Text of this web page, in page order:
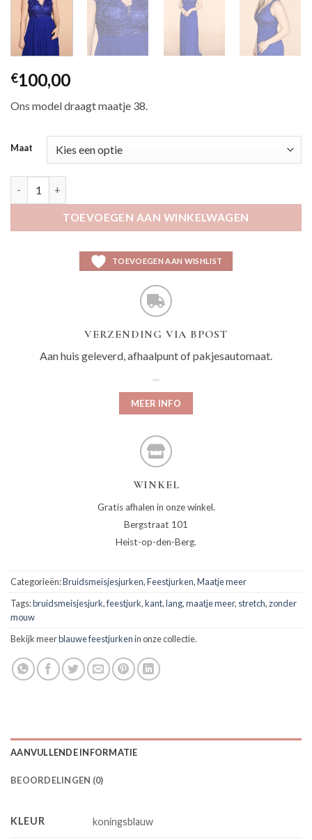
€100,00
Ons model draagt maatje 38.
Maat
TOEVOEGEN AAN WINKELWAGEN
TOEVOEGEN AAN WISHLIST
VERZENDING VIA BPOST
Aan huis geleverd, afhaalpunt of pakjesautomaat.
MEER INFO
WINKEL
Gratis afhalen in onze winkel.
Bergstraat 101
Heist-op-den-Berg.
Categorieën:Bruidsmeisjesjurken,Feestjurken,Maatje meer
Tags:bruidsmeisjesjurk,feestjurk,kant,lang,maatje meer, stretch,zonder
mouw
Bekijk meerblauwe feestjurkenin onze collectie.
AANVULLENDE INFORMATIE
BEOORDELINGEN (0)
KLEUR koningsblauw